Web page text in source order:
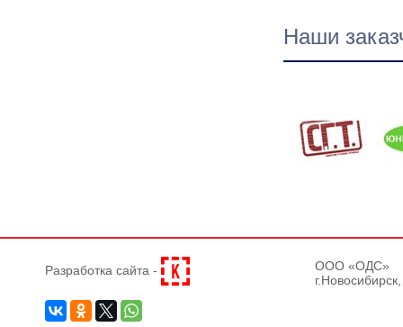
Наши
Разработка сайта -
OOO «ОДС»